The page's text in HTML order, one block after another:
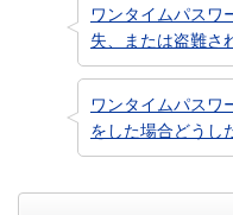
ワンタイムパスワ
失、または盗難さ
ワンタイムパスワ
をした場合どうし